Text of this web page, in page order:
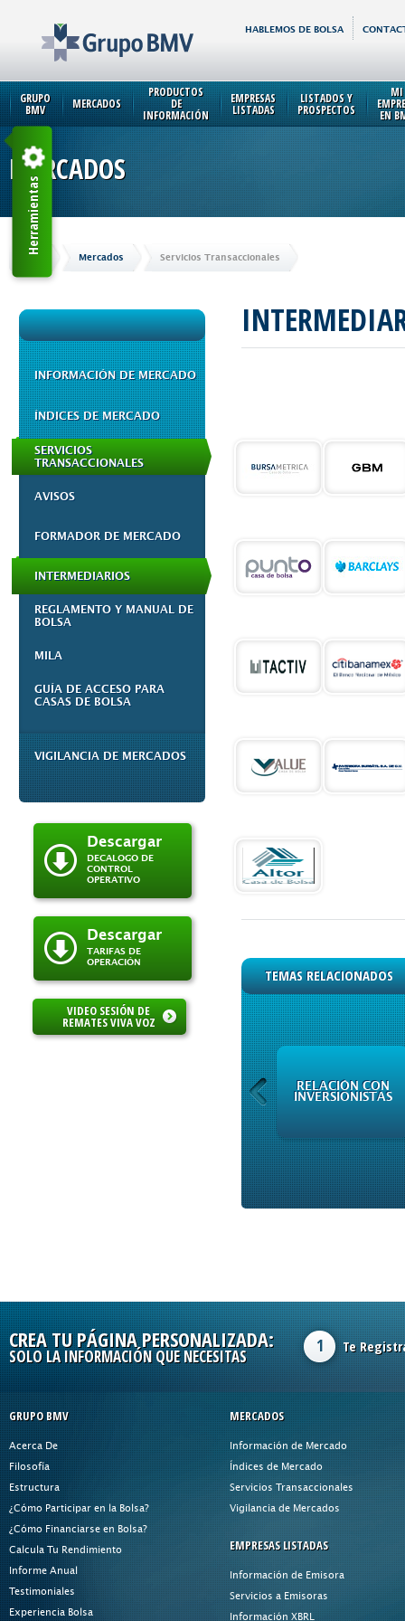
HABLEMOS DE BOLSA
GRUPO
BMV MERCADOS
PRODUCTOS
DE
INFORMACIÓN
EMPRESAS
LISTADAS
LISTADOS Y
PROSPECTOS
MI
EN
MERCADOS
Inicio Mercados Servicios Transaccionales
INFORMACIÓN DE MERCADO
ÍNDICES DE MERCADO
SERVICIOS
TRANSACCIONALES
AVISOS
FORMADOR DE MERCADO
INTERMEDIARIOS
REGLAMENTO Y MANUAL DE
BOLSA
MILA
GUÍA DE ACCESO PARA
CASAS DE BOLSA
VIGILANCIA DE MERCADOS
Descargar
DECALOGO DE
CONTROL
OPERATIVO
Descargar
TARIFAS DE
OPERACIÓN
VIDEO SESIÓN DE
REMATES VIVA VOZ
TEMAS RELACIONADOS
RELACIÓN CON
INVERSIONISTAS
CREA TU PÁGINA PERSONALIZADA:
SOLO LA INFORMACIÓN QUE NECESITAS
1 Te
GRUPO BMV
Acerca De
Filosofía
Estructura
¿Cómo Participar en la Bolsa?
¿Cómo Financiarse en Bolsa?
Calcula Tu Rendimiento
Informe Anual
Testimoniales
Experiencia Bolsa
MERCADOS
Información de Mercado
Índices de Mercado
Servicios Transaccionales
Vigilancia de Mercados
EMPRESAS LISTADAS
Información de Emisora
Servicios a Emisoras
Información XBRL
Herramientas